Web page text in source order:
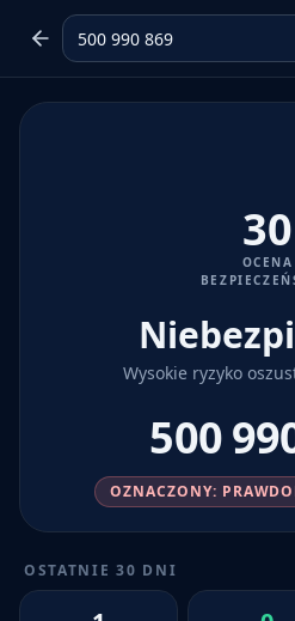
30
OCENA
Wysokie ryzyko
500
OZNACZONY:
OSTATNIE 30 DNI